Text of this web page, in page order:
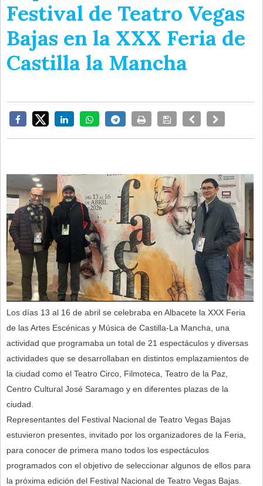
Festival de Teatro Vegas
Bajas en la XXX Feria de
Castilla la Mancha
Los días 13 al 16 de abril se celebraba en Albacete la XXX Feria
de las Artes Escénicas y Música de Castilla-La Mancha, una
actividad que programaba un total de 21 espectáculos y diversas
actividades que se desarrollaban en distintos emplazamientos de
la ciudad como el Teatro Circo, Filmoteca, Teatro de la Paz,
Centro Cultural José Saramago y en diferentes plazas de la
ciudad.
Representantes del Festival Nacional de Teatro Vegas Bajas
estuvieron presentes, invitado por los organizadores de la Feria,
para conocer de primera mano todos los espectáculos
programados con el objetivo de seleccionar algunos de ellos para
la próxima edición del Festival Nacional de Teatro Vegas Bajas.